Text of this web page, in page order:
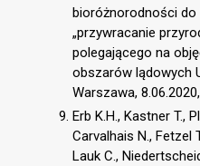
bioróżnorodności do
„przywracanie
polegającego na
obszarów lądowych
Warszawa,
Erb K.H., Kastner T.,
Carvalhais N., Fetzel
Lauk C.,